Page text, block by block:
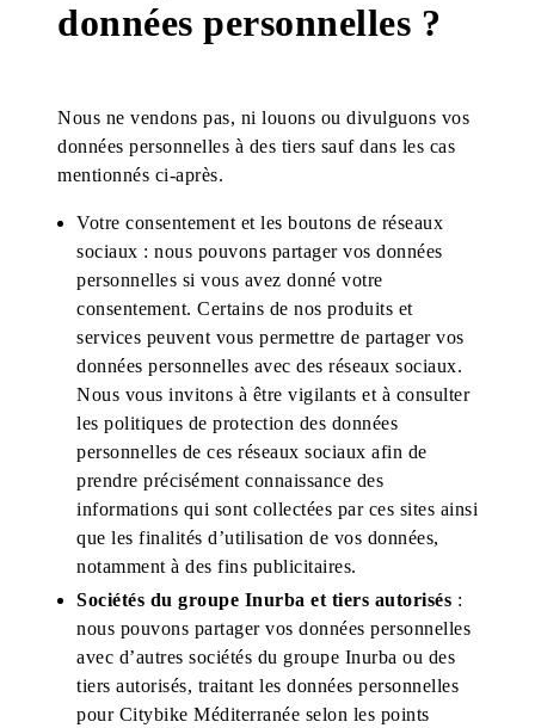
données personnelles ?
Nous ne vendons pas, ni louons ou divulguons vos
données personnelles à des tiers sauf dans les cas
mentionnés ci-après.
Votre consentement et les boutons de réseaux
sociaux : nous pouvons partager vos données
personnelles si vous avez donné votre
consentement. Certains de nos produits et
services peuvent vous permettre de partager vos
données personnelles avec des réseaux sociaux.
Nous vous invitons à être vigilants et à consulter
les politiques de protection des données
personnelles de ces réseaux sociaux afin de
prendre précisément connaissance des
informations qui sont collectées par ces sites ainsi
que les finalités d’utilisation de vos données,
notamment à des fins publicitaires.
Sociétés du groupe Inurba et tiers autorisés :
nous pouvons partager vos données personnelles
avec d’autres sociétés du groupe Inurba ou des
tiers autorisés, traitant les données personnelles
pour Citybike Méditerranée selon les points